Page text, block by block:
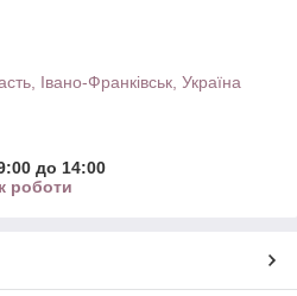
Івано-Франківськ, Україна
до 14:00
роботи